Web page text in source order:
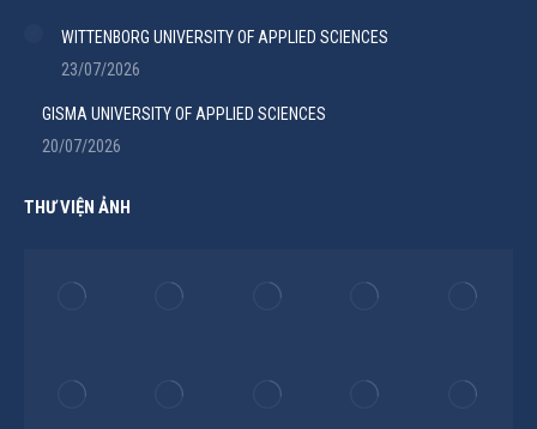
WITTENBORG UNIVERSITY OF APPLIED SCIENCES
23/07/2026
GISMA UNIVERSITY OF APPLIED SCIENCES
20/07/2026
THƯ VIỆN ẢNH